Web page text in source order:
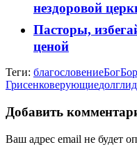
нездоровой
Пасторы,
ценой
Теги: благословениеБог
Грисенковерующиедолг
Добавить
Ваш адрес email не будет